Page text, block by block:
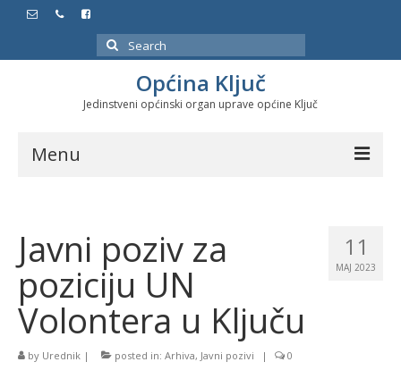
Search
for:
Općina Ključ
Jedinstveni općinski organ uprave općine Ključ
Menu
Službeni glasnici
Javne nabavke
Značajni datumi i manifestacije
Program energetske efikasnosti u stambenom
sektoru
11
MAJ 2023
Javni poziv za
poziciju UN
Volontera u Ključu
by Urednik | posted in: Arhiva, Javni pozivi | 0